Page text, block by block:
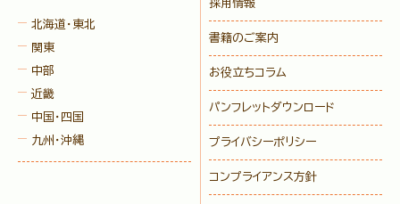
北海道・東北
関東
中部
近畿
中国・四国
九州・沖縄
採用情報
書籍のご案内
お役立ちコラム
パンフレットダウンロード
プライバシーポリシー
コンプライアンス方針